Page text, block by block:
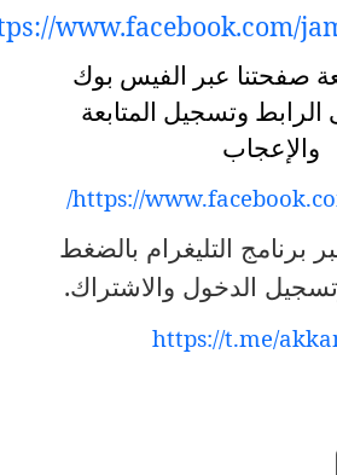
https://www.facebook.com/
صفحتنا عبر الفيس بوك
وتسجيل المتابعة
والإعجاب
https://
برنامج التليغرام بالضغط
الدخول والاشتراك .
https://t.me/